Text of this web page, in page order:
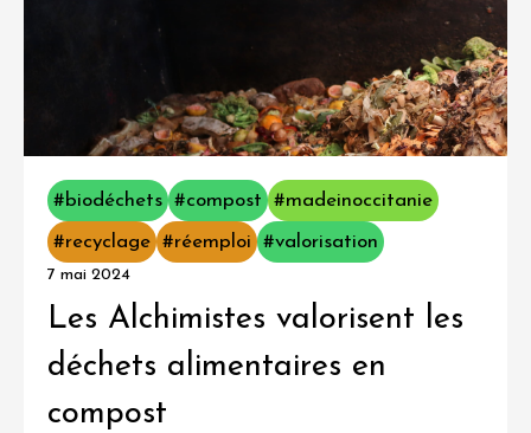
#biodéchets #compost #madeinoccitanie
#recyclage #réemploi #valorisation
7 mai 2024
Les Alchimistes valorisent les
déchets alimentaires en
compost